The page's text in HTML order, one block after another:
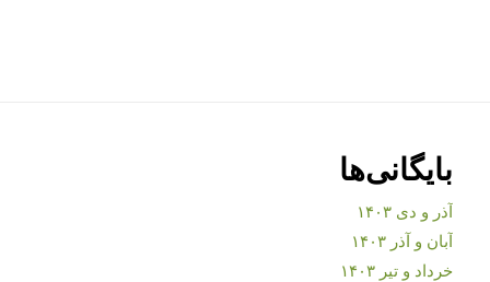
بایگانی‌ها
آذر و دی ۱۴۰۳
آبان و آذر ۱۴۰۳
خرداد و تیر ۱۴۰۳